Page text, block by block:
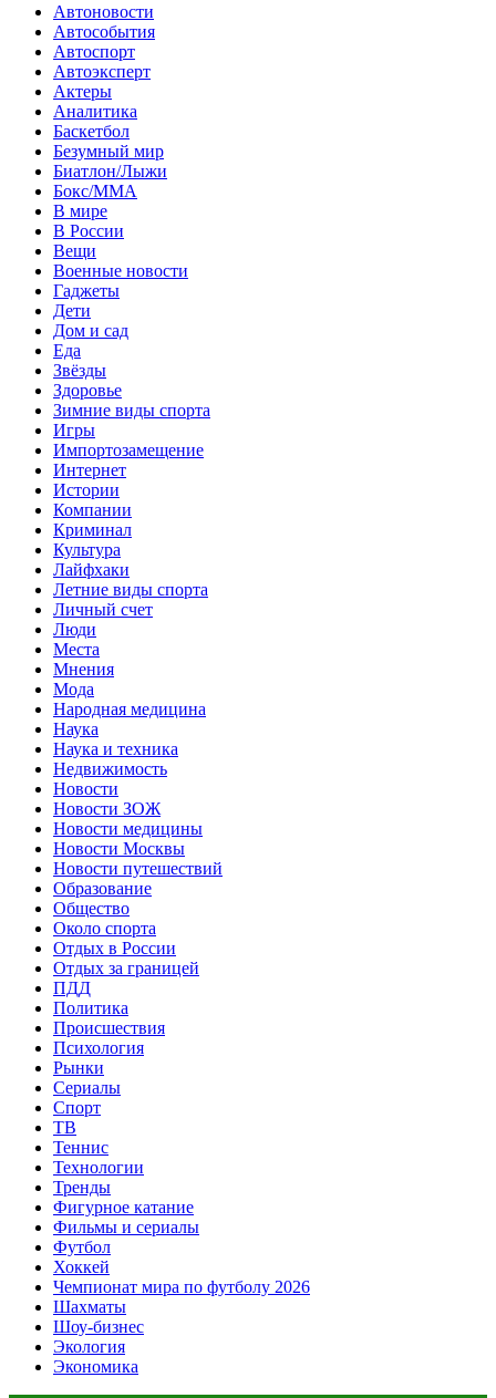
Автоновости
Автособытия
Автоспорт
Автоэксперт
Актеры
Аналитика
Баскетбол
Безумный мир
Биатлон/Лыжи
Бокс/MMA
В мире
В России
Вещи
Военные новости
Гаджеты
Дети
Дом и сад
Еда
Звёзды
Здоровье
Зимние виды спорта
Игры
Импортозамещение
Интернет
Истории
Компании
Криминал
Культура
Лайфхаки
Летние виды спорта
Личный счет
Люди
Места
Мнения
Мода
Народная медицина
Наука
Наука и техника
Недвижимость
Новости
Новости ЗОЖ
Новости медицины
Новости Москвы
Новости путешествий
Образование
Общество
Около спорта
Отдых в России
Отдых за границей
ПДД
Политика
Происшествия
Психология
Рынки
Сериалы
Спорт
ТВ
Теннис
Технологии
Тренды
Фигурное катание
Фильмы и сериалы
Футбол
Хоккей
Чемпионат мира по футболу 2026
Шахматы
Шоу-бизнес
Экология
Экономика